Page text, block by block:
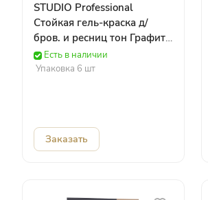
STUDIO Professional
Стойкая гель-краска д/
бров. и ресниц тон Графит
15 мл 254982 Роколор
Есть в наличии
Упаковка 6 шт
Заказать